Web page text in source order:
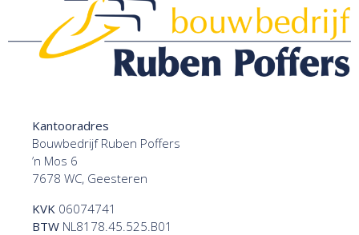
Kantooradres
Bouwbedrijf Ruben Poffers
’n Mos 6
7678 WC, Geesteren
KVK 06074741
BTW NL8178.45.525.B01